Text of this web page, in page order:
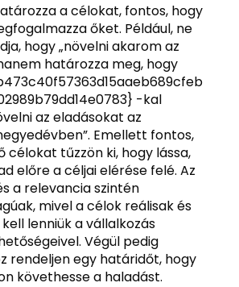
a célokat, fontos, hogy
őket. Például, ne
hogy „növelni akarom az
határozza meg, hogy
-kal
az eladásokat az
Emellett fontos,
célokat tűzzön ki, hogy lássa,
előre a céljai elérése felé. Az
a relevancia szintén
mivel a célok reálisak és
lenniük a vállalkozás
Végül pedig
rendeljen egy határidőt, hogy
követhesse a haladást.